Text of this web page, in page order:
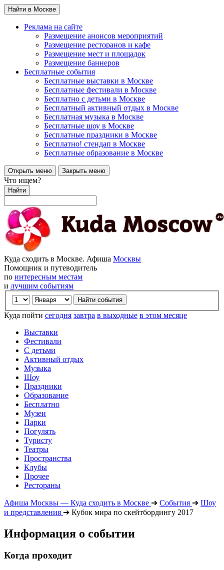
Найти в Москве
Реклама на сайте
Размещение анонсов мероприятий
Размещение ресторанов и кафе
Размещение мест и площадок
Размещение баннеров
Бесплатные события
Бесплатные выставки в Москве
Бесплатные фестивали в Москве
Бесплатно с детьми в Москве
Бесплатный активный отдых в Москве
Бесплатная музыка в Москве
Бесплатные шоу в Москве
Бесплатные праздники в Москве
Бесплатно! стендап в Москве
Бесплатные образование в Москве
Открыть меню Закрыть меню
Что ищем?
Найти
Куда сходить в Москве. Афиша Москвы
Помощник и путеводитель
по интересным местам
и лучшим событиям
Куда пойти сегодня завтра в выходные в этом месяце
Выставки
Фестивали
С детьми
Активный отдых
Музыка
Шоу
Праздники
Образование
Бесплатно
Музеи
Парки
Погулять
Туристу
Театры
Пространства
Клубы
Прочее
Рестораны
Афиша Москвы — Куда сходить в Москве ➔ События ➔ Шоу
и представления ➔ Кубок мира по скейтбордингу 2017
Информация о событии
Когда проходит